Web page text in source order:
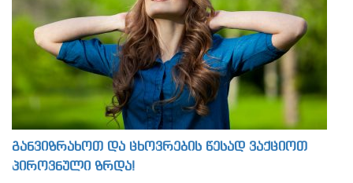
განვიზრახოთ და ცხოვრების წესად ვაქციოთ
პიროვნული ზრდა!